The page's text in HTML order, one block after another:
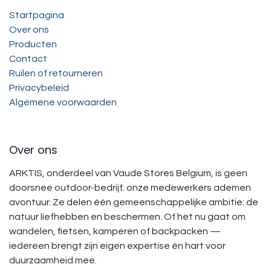
Startpagina
Over ons
Producten
Contact
Ruilen of retourneren
Privacybeleid
Algemene voorwaarden
Over ons
ARKTIS, onderdeel van Vaude Stores Belgium, is geen
doorsnee outdoor-bedrijf: onze medewerkers ademen
avontuur. Ze delen één gemeenschappelijke ambitie: de
natuur liefhebben en beschermen. Of het nu gaat om
wandelen, fietsen, kamperen of backpacken —
iedereen brengt zijn eigen expertise én hart voor
duurzaamheid mee.